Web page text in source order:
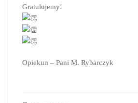
Gratulujemy!
Opiekun – Pani M. Rybarczyk